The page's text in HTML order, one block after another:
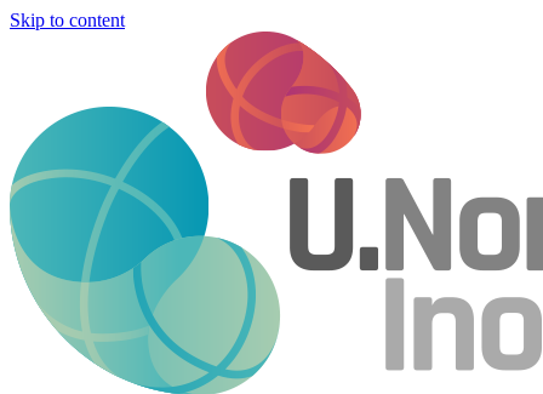
Skip to content